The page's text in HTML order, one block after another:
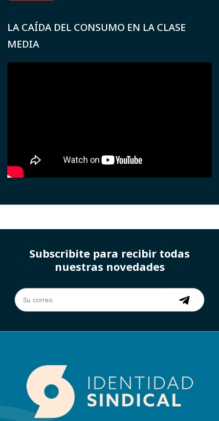
LA CAÍDA DEL CONSUMO EN LA CLASE
MEDIA
Subscribite para recibir todas
nuestras novedades